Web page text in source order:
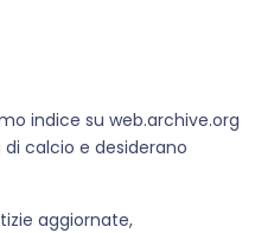
indice su web.archive.org
calcio e desiderano
aggiornate,